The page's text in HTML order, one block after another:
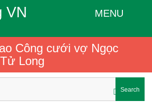
VN MENU
Công cưới vợ Ngọc
Long
Search